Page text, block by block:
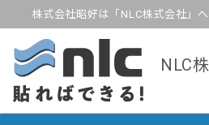
株式会社昭好は「NLC株式会社」
NLC